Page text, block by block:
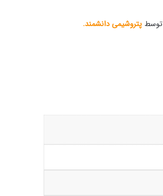
پتروشیمی دانشمند.